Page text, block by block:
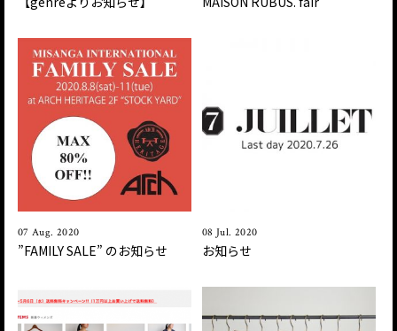
07 Aug. 2020
”FAMILY SALE ” のお知らせ
08 Jul. 2020
お知らせ